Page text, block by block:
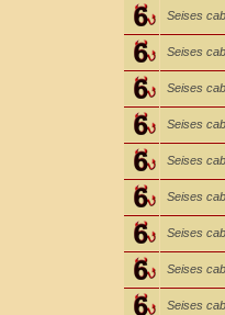
Seises
Seises
Seises
Seises
Seises
Seises
Seises
Seises
Seises